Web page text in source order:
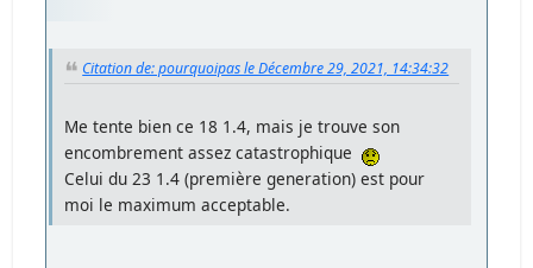
Citation de: pourquoipas le Décembre 29, 2021, 14:34:32
Me tente bien ce 18 1.4, mais je trouve son
encombrement assez catastrophique
Celui du 23 1.4 (première generation) est pour
moi le maximum acceptable.